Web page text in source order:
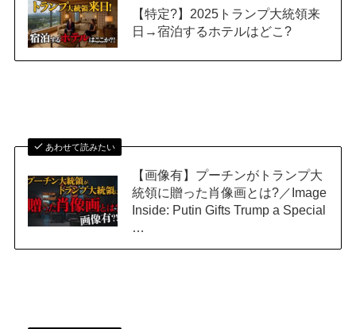
【特定?】2025トランプ大統領来
日→宿泊するホテルはどこ?
あわせて読みたい
【画像有】プーチンがトランプ大
統領に贈った肖像画とは?／Image
Inside: Putin Gifts Trump a Special
…